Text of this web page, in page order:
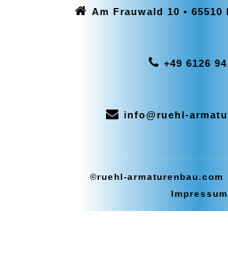
Am Frauwald 10 •
+49 6126
info@ruehl-
©ruehl-armaturenbau.com
Impressum